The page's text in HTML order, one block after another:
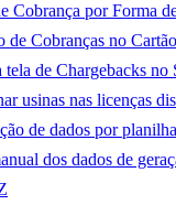
Cobrança por Forma
de Cobranças no Cartão
de Chargebacks no
usinas nas licenças
de dados por
dos dados de